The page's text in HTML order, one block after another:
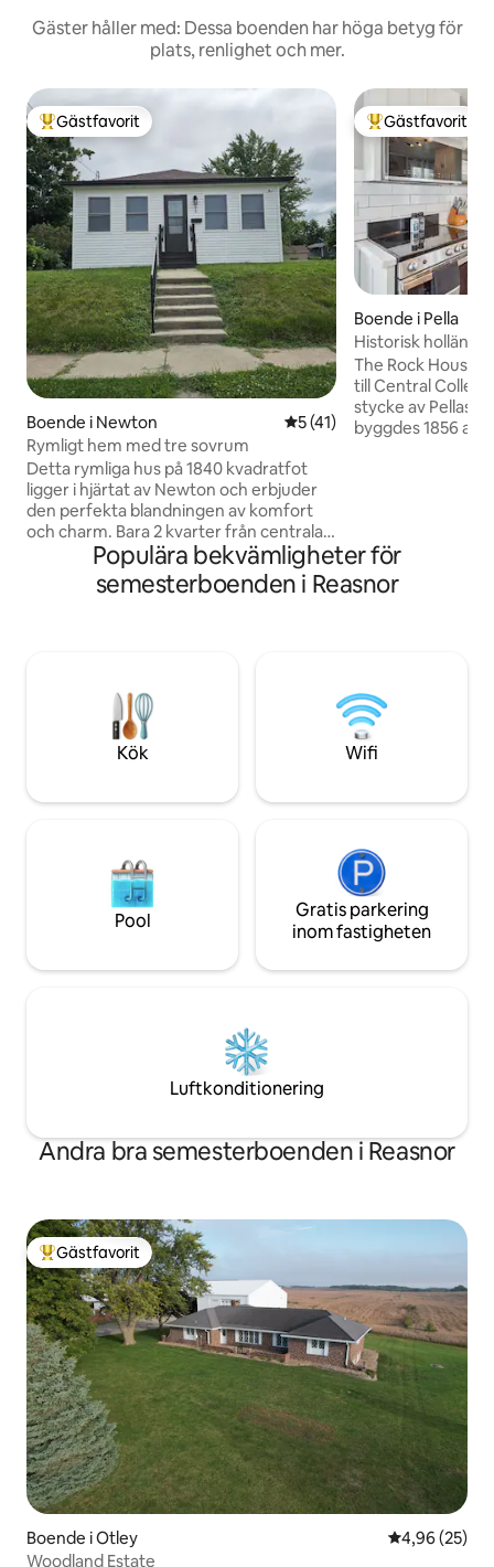
Gäster håller med: Dessa boenden har höga betyg för
plats, renlighet och mer.
Populär gästfavorit
Gästfavorit
Boende i Newton 5 av 5 i genomsnittligt
5 (41)
Rymligt hem med tre sovrum
Detta rymliga hus på 1840 kvadratfot
ligger i hjärtat av Newton och erbjuder
den perfekta blandningen av komfort
och charm. Bara 2 kvarter från centrala
Newton och mindre än 35 miles till Des
Moines, Grinnell, Pella och Knoxville.
Detta boende är perfekt för
ett ställe att bo på. Du hittar allt i ett
eller mindre är välkomna mot en avgift.
Inga extra avgifter för gäster upp till 7.
Populär
Gästfavorit
Boende i Pella
Historisk
centrum • Eldstad
The Rock House
till Central College •
stycke av Pellas
byggdes 1856 av
berömda
centrum. Boendet är perfekt för par,
mindre familjer,
Populära bekvämligheter för
semesterboenden i Reasnor
Kök Wifi
Pool
Gratis parkering
inom fastigheten
Luftkonditionering
Andra bra semesterboenden i Reasnor
Populär gästfavorit
Gästfavorit
Boende i Otley 4,96 av 5 i
4,96 (25)
Woodland Estate